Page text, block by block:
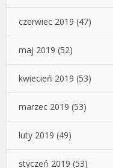
czerwiec 2019 (47)
maj 2019 (52)
kwiecień 2019 (53)
marzec 2019 (53)
luty 2019 (49)
styczeń 2019 (53)